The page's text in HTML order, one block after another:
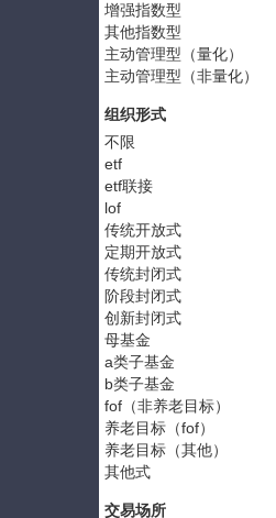
增强指数型
其他指数型
主动管理型（量化）
主动管理型（非量化）
组织形式
不限
etf
etf联接
lof
传统开放式
定期开放式
传统封闭式
阶段封闭式
创新封闭式
母基金
a类子基金
b类子基金
fof（非养老目标）
养老目标（fof）
养老目标（其他）
其他式
交易场所